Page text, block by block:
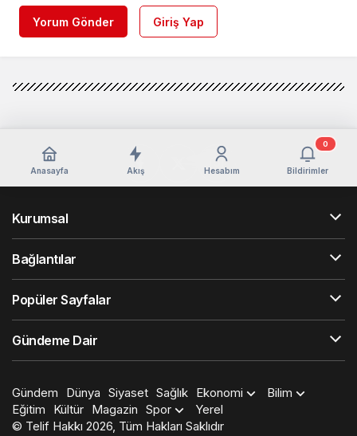
Yorum Gönder Giriş Yap
Anasayfa Akış Hesabım Bildirimler
0
Kurumsal
Bağlantılar
Popüler Sayfalar
Gündeme Dair
Gündem Dünya Siyaset Sağlık Ekonomi
Bilim
Eğitim
Kültür Magazin Spor
Yerel
© Telif Hakkı 2026, Tüm Hakları Saklıdır